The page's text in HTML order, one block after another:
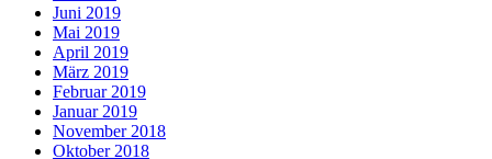
Juni 2019
Mai 2019
April 2019
März 2019
Februar 2019
Januar 2019
November 2018
Oktober 2018